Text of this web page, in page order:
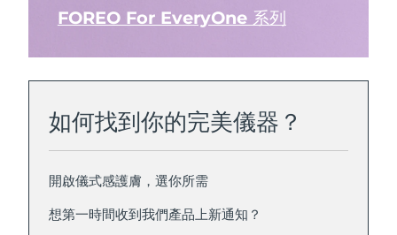
FOREO For EveryOne 系列
如何找到你的完美儀器？
開啟儀式感護膚，選你所需
想第一時間收到我們產品上新通知？